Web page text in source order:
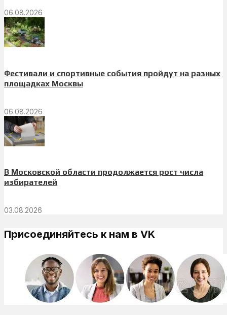
06.08.2026
Фестивали и спортивные события пройдут на разных
площадках Москвы
06.08.2026
В Московской области продолжается рост числа
избирателей
03.08.2026
Присоединяйтесь к нам в VK